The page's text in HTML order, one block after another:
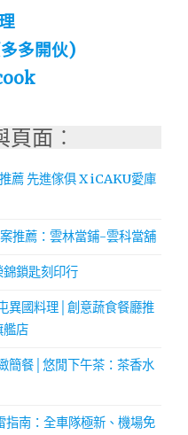
多開伙)
面︰
薦 先進傢俱 X iCAKU愛庫
推薦：雲林當鋪-雲科當舖
鎖匙刻印行
異國料理│創意蔬食餐廳推
艦店
簡餐│悠閒下午茶：茶香水
指南：全車隊極新、機場免